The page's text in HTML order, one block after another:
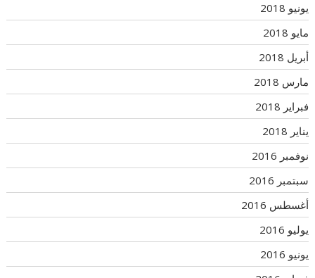
يونيو 2018
مايو 2018
أبريل 2018
مارس 2018
فبراير 2018
يناير 2018
نوفمبر 2016
سبتمبر 2016
أغسطس 2016
يوليو 2016
يونيو 2016